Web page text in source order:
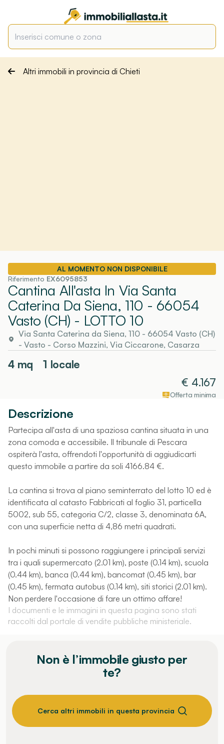
Altri immobili in provincia di Chieti
AL MOMENTO NON DISPONIBILE
Riferimento EX6095853
Cantina All'asta In Via Santa
Caterina Da Siena, 110 - 66054
Vasto (CH) - LOTTO 10
Via Santa Caterina da Siena, 110 - 66054 Vasto (CH)
- Vasto - Corso Mazzini, Via Ciccarone, Casarza
4mq
1 locale
€ 4.167
Offerta minima
Descrizione
Partecipa all'asta di una spaziosa cantina situata in una
zona comoda e accessibile. Il tribunale di Pescara
ospiterà l'asta, offrendoti l'opportunità di aggiudicarti
questo immobile a partire da soli 4166.84 €.
La cantina si trova al piano seminterrato del lotto 10 ed è
identificata al catasto Fabbricati al foglio 31, particella
5002, sub 55, categoria C/2, classe 3, denominata 6A,
con una superficie netta di 4,86 metri quadrati.
In pochi minuti si possono raggiungere i principali servizi
tra i quali supermercato (2.01 km), poste (0.14 km), scuola
(0.44 km), banca (0.44 km), bancomat (0.45 km), bar
(0.45 km), fermata autobus (0.14 km), siti storici (2.01 km).
Non perdere l'occasione di fare un ottimo affare!
I documenti e le immagini in questa pagina sono stati
raccolti dal portale di vendite pubbliche ministeriale.
Non è l’immobile giusto per
te?
Cerca altri immobili in questa provincia